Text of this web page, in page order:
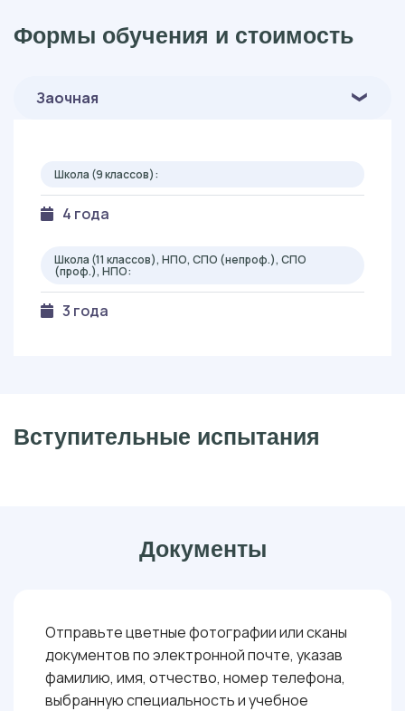
Формы обучения и стоимость
Заочная
Школа (9 классов):
4 года
Школа (11 классов), НПО, СПО (непроф.), СПО
(проф.), НПО:
3 года
Вступительные испытания
Документы
Отправьте цветные фотографии или сканы
документов по электронной почте, указав
фамилию, имя, отчество, номер телефона,
выбранную специальность и учебное